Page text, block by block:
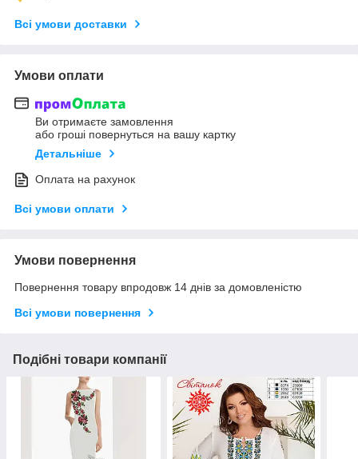
Всі умови доставки
Умови оплати
Ви отримаєте замовлення
або гроші повернуться на вашу картку
Детальніше
Оплата на рахунок
Всі умови оплати
Умови повернення
Повернення товару впродовж 14 днів за домовленістю
Всі умови повернення
Подібні товари компанії